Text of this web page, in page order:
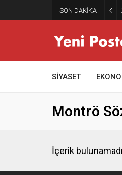
SON DAKİKA
SİYASET
Montrö
İçerik